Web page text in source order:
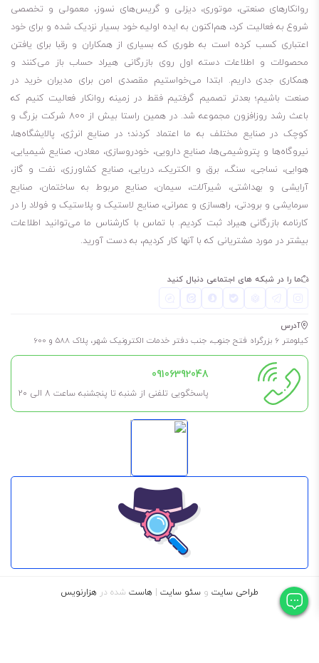
روانکارهای صنعتی، موتوری، دیزلی و گریس‌های نسوز، معمولی و تخصصی
شروع به فعالیت کرد، هم‌اکنون به ایده اولیه خود بسیار نزدیک شده و برای خود
اعتباری کسب کرده است به طوری که بسیاری از همکاران و رقبا برای یافتن
محصولات و اطلاعات دسته اول روی بازرگانی هیراد حساب باز می‌کنند و
همکاری جدی داریم. ابتدا می‌خواستیم مقصدی امن برای مدیران خرید در
صنعت باشیم؛ بعدتر تصمیم گرفتیم فقط در زمینه روانکار فعالیت کنیم که
باعث رشد روزافزون مجموعه شد. در همین راستا بیش از 800 شرکت بزرگ و
کوچک در صنایع مختلف به ما اعتماد کردند؛ در صنایع انرژی، پالایشگاه‌ها،
نیروگاه‌ها و پتروشیمی‌ها، صنایع دارویی، خودروسازی، معادن، صنایع شیمیایی،
هوایی، نساجی، سنگ، برق و الکتریک، دریایی، صنایع کشاورزی، نفت و گاز،
آرایشی و بهداشتی، شیرآلات، سیمان، صنایع مربوط به ساختمان، صنایع
سرمایشی و برودتی، راهسازی و عمرانی، صنایع لاستیک و پلاستیک و فولاد را در
کارنامه بازرگانی هیراد ثبت کردیم. با تماس با کارشناس ما می‌توانید اطلاعات
بیشتر در مورد مشتریانی که با آنها کار کردیم، به دست آورید.
ما را در شبکه های اجتماعی دنبال کنید
آدرس
کیلومتر 6 بزرگراه فتح جنوب، جنب دفتر خدمات الکترونیک شهر، پلاک 588 و 600
09106392048
پاسخگویی تلفنی از شنبه تا پنجشنبه ساعت 8 الی ۲۰
طراحی سایت و سئو سایت | هاست شده در هزارنویس